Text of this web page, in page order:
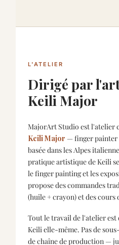
L'ATELIER
Dirigé par
Keili Major
MajorArt Studio est l'atelier
Keili Major — finger painter
basée dans les Alpes
pratique artistique de Keili
le finger painting et les
propose des commandes
(huile + crayon) et des
Tout le travail de l'atelier est
Keili elle-même. Pas de
de chaîne de production —